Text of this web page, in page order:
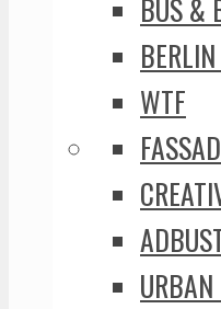
BUS &
WTF
URBAN